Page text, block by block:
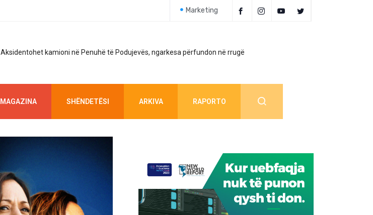
Marketing
Aksidentohet kamioni në Penuhë të Podujevës, ngarkesa përfundon në rrugë
MAGAZINA SHËNDETËSI ARKIVA RAPORTO